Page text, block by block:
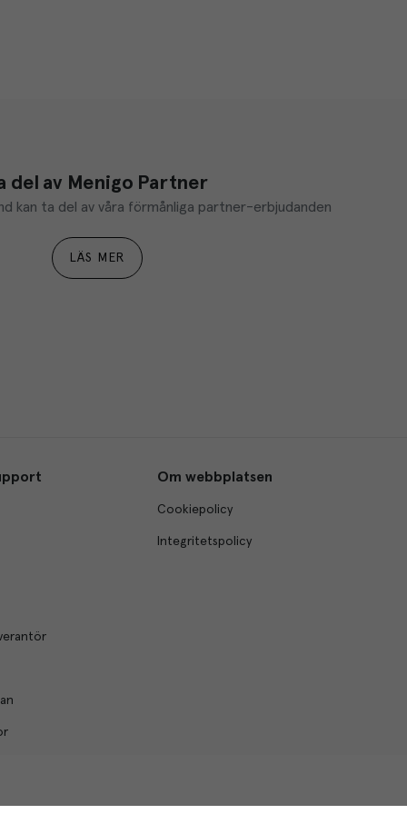
del av Menigo Partner
kan ta del av våra förmånliga partner-erbjudanden
LÄS MER
Om webbplatsen
Cookiepolicy
Integritetspolicy